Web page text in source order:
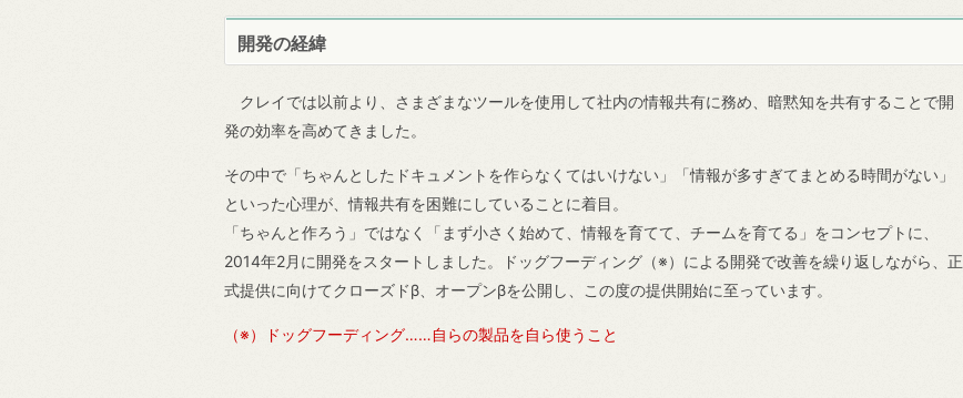
開発の経緯
クレイでは以前より、さまざまなツールを使用して社内の情報共有に務め、暗黙知を共有することで開
発の効率を高めてきました。
その中で「ちゃんとしたドキュメントを作らなくてはいけない」「情報が多すぎてまとめる時間がない」
といった心理が、情報共有を困難にしていることに着目。
「ちゃんと作ろう」ではなく「まず小さく始めて、情報を育てて、チームを育てる」をコンセプトに、
2014年2月に開発をスタートしました。ドッグフーディング（※）による開発で改善を繰り返しながら、正
式提供に向けてクローズドβ、オープンβを公開し、この度の提供開始に至っています。
（※）ドッグフーディング……自らの製品を自ら使うこと